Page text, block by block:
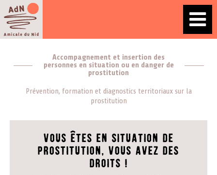
Accompagnement et insertion des
personnes en situation ou en danger de
prostitution
Prévention, formation et diagnostics territoriaux sur la
prostitution
Vous êtes en situation de
prostitution, vous avez des
droits !